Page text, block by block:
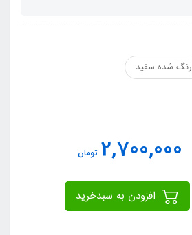
رنگ شده سفید
2,700,000 تومان